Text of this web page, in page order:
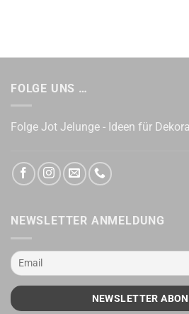
FOLGE UNS …
Folge Jot Jelunge - Ideen für
NEWSLETTER ANMELDUNG